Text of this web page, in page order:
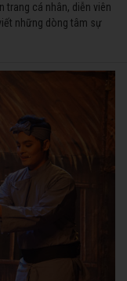
trang cá nhân, diễn viên
những dòng tâm sự